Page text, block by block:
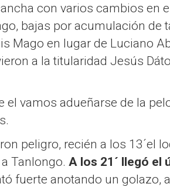
con varios cambios
bajas por acumulación
Mago en lugar de Luciano
a la titularidad Jesús
vamos adueñarse de la
peligro, recién a los 13´el
Tanlongo. A los 21´ llegó el
fuerte anotando un golazo,